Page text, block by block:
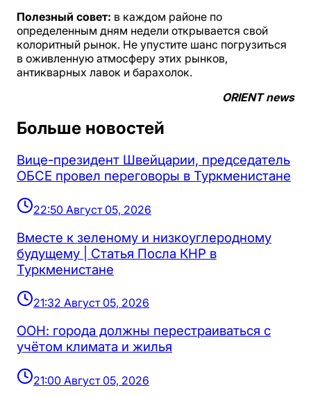
Полезный совет: в каждом районе по
определенным дням недели открывается свой
колоритный рынок. Не упустите шанс погрузиться
в оживленную атмосферу этих рынков,
антикварных лавок и барахолок.
ORIENT news
Больше новостей
Вице-президент Швейцарии, председатель
ОБСЕ провел переговоры в Туркменистане
22:50 Август 05, 2026
Вместе к зеленому и низкоуглеродному
будущему | Статья Посла КНР в
Туркменистане
21:32 Август 05, 2026
ООН: города должны перестраиваться с
учётом климата и жилья
21:00 Август 05, 2026